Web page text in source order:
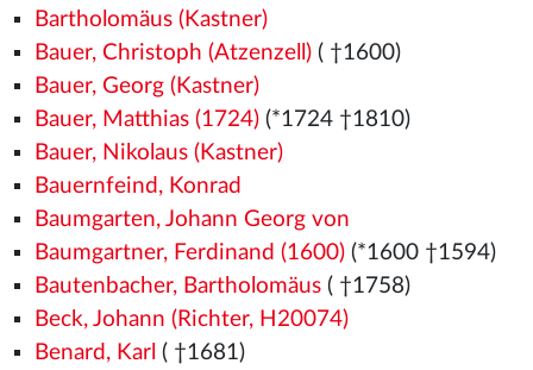
Bartholomäus (Kastner)
Bauer, Christoph (Atzenzell)( †1600)
Bauer, Georg (Kastner)
Bauer, Matthias (1724)(*1724 †1810)
Bauer, Nikolaus (Kastner)
Bauernfeind, Konrad
Baumgarten, Johann Georg von
Baumgartner, Ferdinand (1600)(*1600 †1594)
Bautenbacher, Bartholomäus( †1758)
Beck, Johann (Richter, H20074)
Benard, Karl ( †1681)